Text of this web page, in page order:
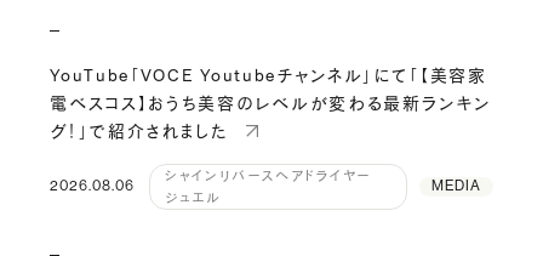
YouTube「VOCE Youtubeチャンネル」にて「【美容家
電ベスコス】おうち美容のレベルが変わる最新ランキン
グ！」で紹介されました
2026.08.06
シャインリバースヘアドライヤー
ジュエル
MEDIA